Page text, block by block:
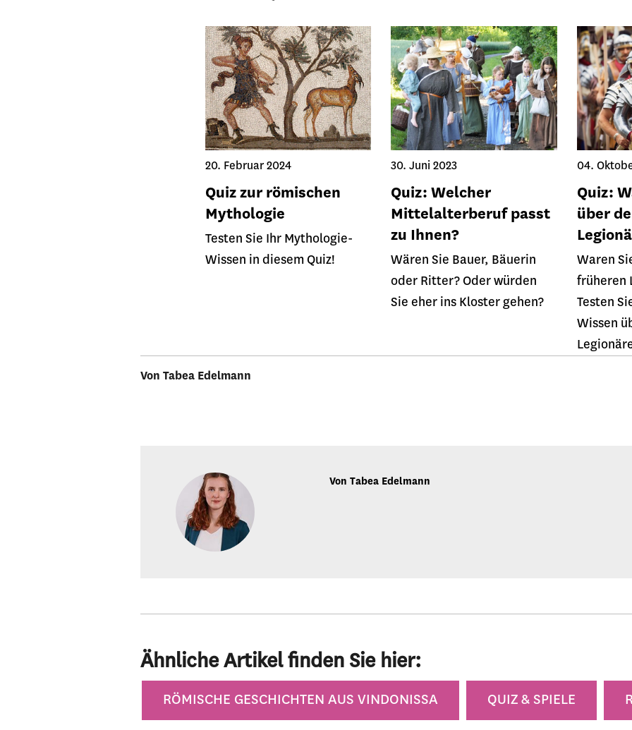
20. Februar 2024
Quiz zur römischen
Mythologie
Testen Sie Ihr Mythologie-
Wissen in diesem Quiz!
30. Juni 2023
Quiz: Welcher
Mittelalterberuf passt
zu Ihnen?
Wären Sie Bauer, Bäuerin
oder Ritter? Oder würden
Sie eher ins Kloster gehen?
04.
Quiz:
über
Waren
früheren
Testen
Wissen
Von Tabea Edelmann
Von Tabea Edelmann
Ähnliche Artikel finden Sie hier:
Kategorien
RÖMISCHE GESCHICHTEN AUS VINDONISSA QUIZ & SPIELE